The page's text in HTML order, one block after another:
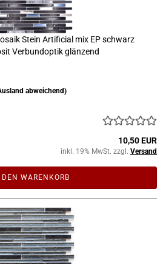
Stein Artificial mix EP schwarz
Verbundoptik glänzend
abweichend)
10,50 EUR
inkl. 19% MwSt. zzgl. Versand
WARENKORB